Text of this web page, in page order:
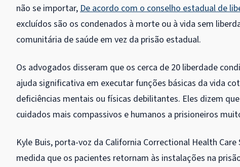
não se importar,De acordo com o conselho estadual de
excluídos são os condenados à morte ou à vida sem
comunitária de saúde em vez da prisão estadual.
Os advogados disseram que os cerca de 20 liberdade
ajuda significativa em executar funções básicas da vida
deficiências mentais ou físicas debilitantes. Eles dizem
cuidados mais compassivos e humanos a prisioneiros
Kyle Buis, porta-voz da California Correctional Health
medida que os pacientes retornam às instalações na